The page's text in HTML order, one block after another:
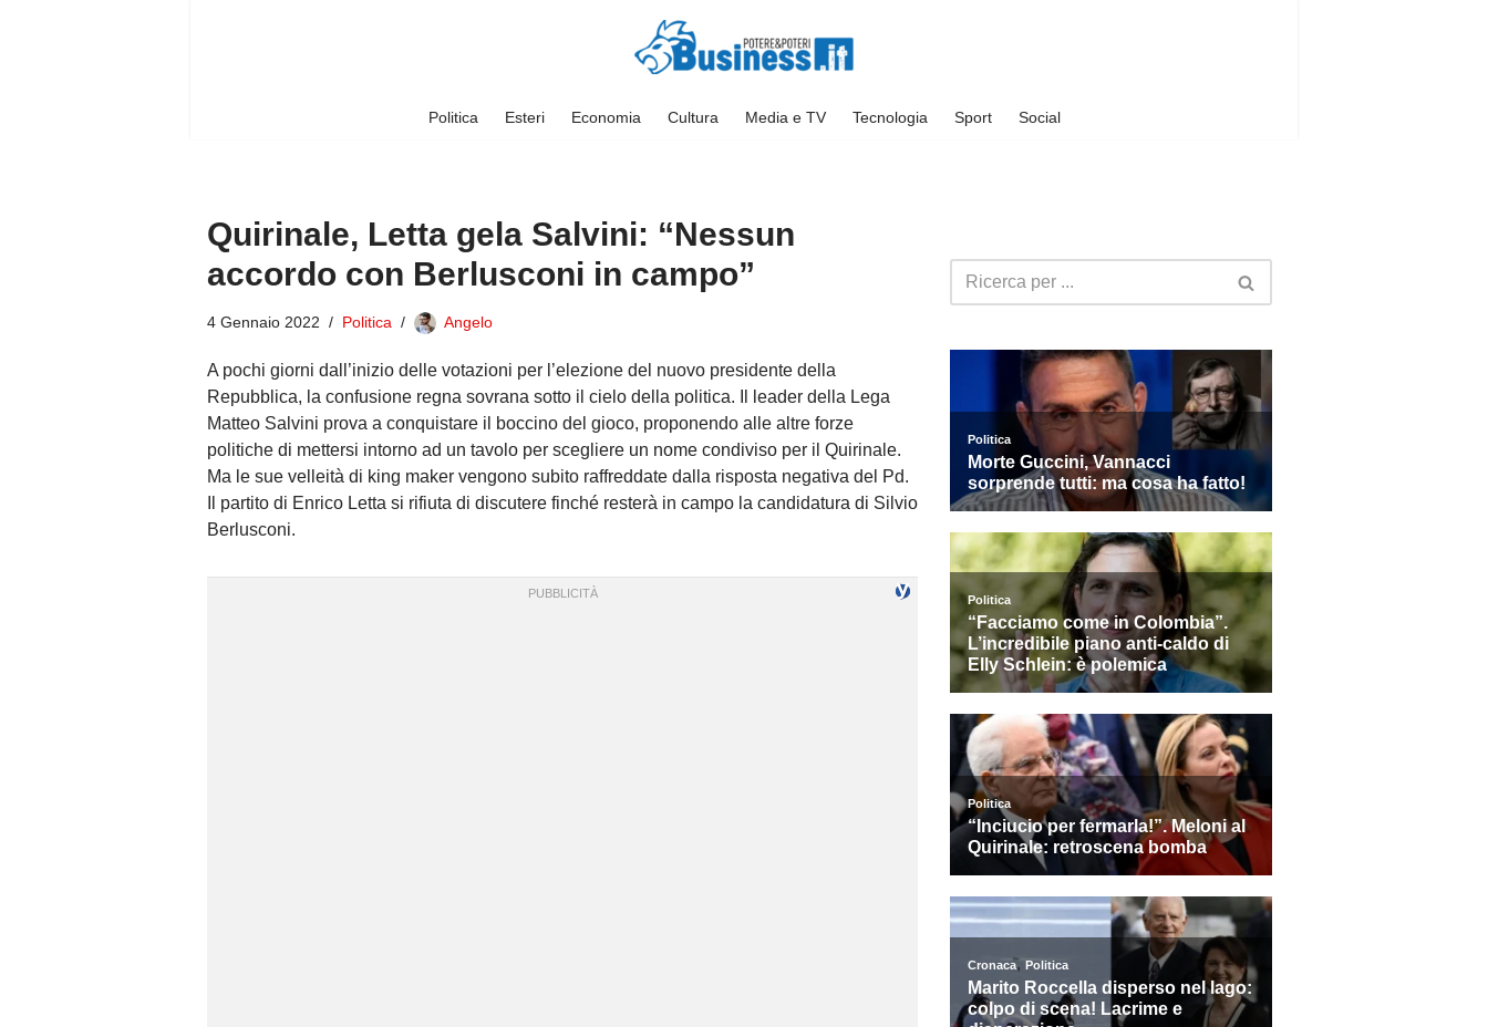
Politica Esteri Economia Cultura Media e TV Tecnologia Sport Social
Quirinale, Letta gela Salvini: “Nessun
accordo con Berlusconi in campo”
4 Gennaio 2022 Politica Angelo
A pochi giorni dall’inizio delle votazioni per l’elezione del nuovo presidente della
Repubblica, la confusione regna sovrana sotto il cielo della politica. Il leader della Lega
Matteo Salvini prova a conquistare il boccino del gioco, proponendo alle altre forze
politiche di mettersi intorno ad un tavolo per scegliere un nome condiviso per il Quirinale.
Ma le sue velleità di king maker vengono subito raffreddate dalla risposta negativa del Pd.
Il partito di Enrico Letta si rifiuta di discutere finché resterà in campo la candidatura di Silvio
Berlusconi.